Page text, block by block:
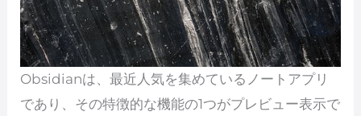
Obsidianは、最近人気を集めているノートアプリ
であり、その特徴的な機能の1つがプレビュー表示で